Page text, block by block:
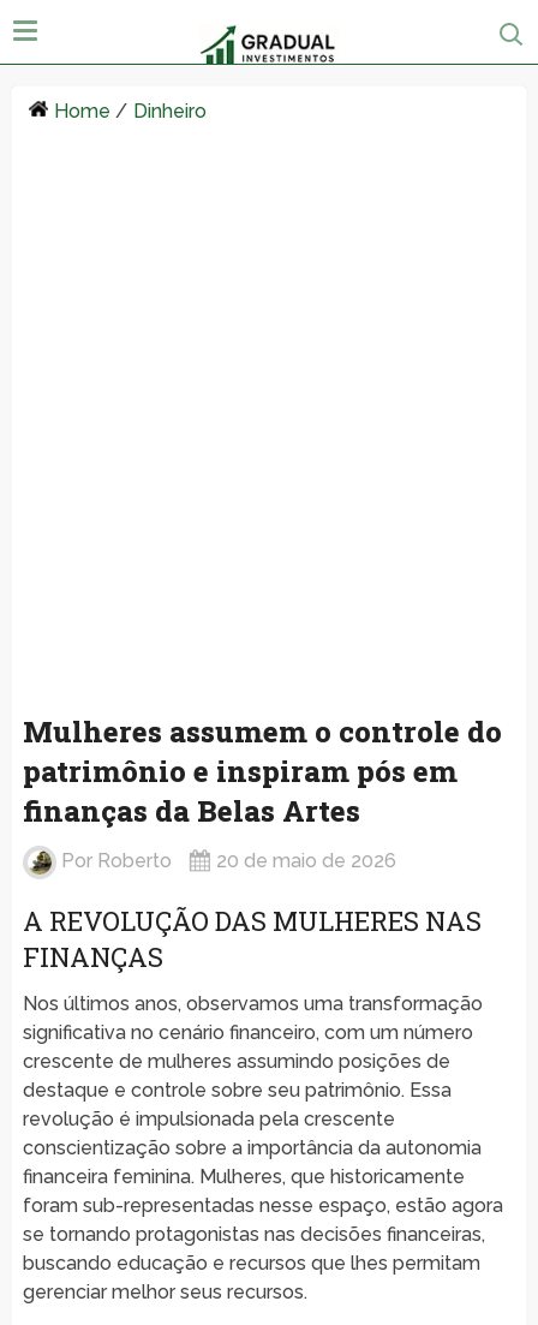
Home / Dinheiro
Mulheres assumem o controle do
patrimônio e inspiram pós em
finanças da Belas Artes
Por Roberto 20 de maio de 2026
A REVOLUÇÃO DAS MULHERES NAS
FINANÇAS
Nos últimos anos, observamos uma transformação
significativa no cenário financeiro, com um número
crescente de mulheres assumindo posições de
destaque e controle sobre seu patrimônio. Essa
revolução é impulsionada pela crescente
conscientização sobre a importância da autonomia
financeira feminina. Mulheres, que historicamente
foram sub-representadas nesse espaço, estão agora
se tornando protagonistas nas decisões financeiras,
buscando educação e recursos que lhes permitam
gerenciar melhor seus recursos.